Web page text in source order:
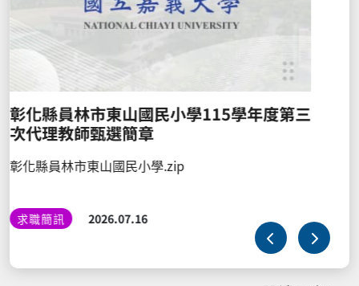
三
114學年度第2學期輔諮系計畫審查暨學
考試申請一覽表1150715更新
114學年度第2學期輔諮系計畫審查暨學位考試申